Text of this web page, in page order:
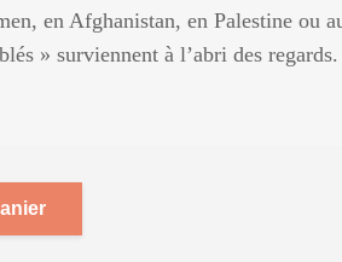
en Afghanistan, en Palestine ou
» surviennent à l’abri des